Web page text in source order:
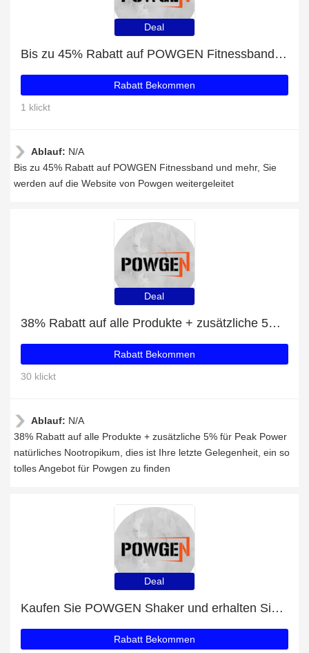
Deal
Bis zu 45% Rabatt auf POWGEN Fitnessband und mehr
Rabatt Bekommen
1 klickt
Ablauf: N/A
Bis zu 45% Rabatt auf POWGEN Fitnessband und mehr, Sie
werden auf die Website von Powgen weitergeleitet
Deal
38% Rabatt auf alle Produkte + zusätzliche 5% für Peak Power natürliches Nootropikum
Rabatt Bekommen
30 klickt
Ablauf: N/A
38% Rabatt auf alle Produkte + zusätzliche 5% für Peak Power
natürliches Nootropikum, dies ist Ihre letzte Gelegenheit, ein so
tolles Angebot für Powgen zu finden
Deal
Kaufen Sie POWGEN Shaker und erhalten Sie bis zu 47% Rabatt
Rabatt Bekommen